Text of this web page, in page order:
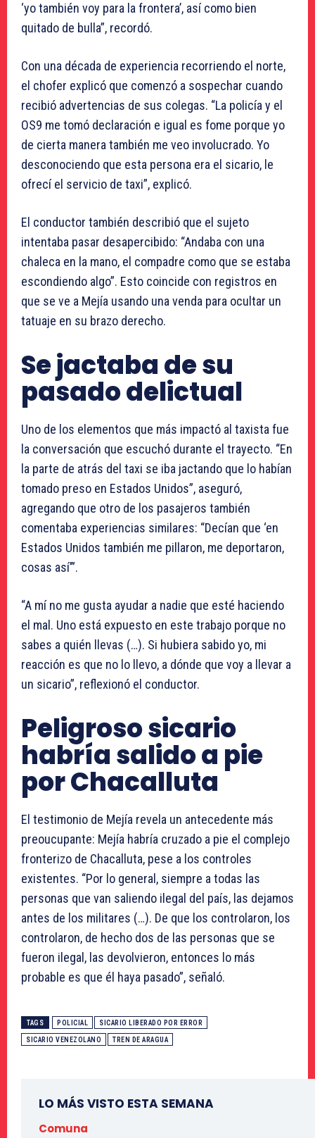
‘yo también voy para la frontera’, así como bien
quitado de bulla”, recordó.
Con una década de experiencia recorriendo el norte,
el chofer explicó que comenzó a sospechar cuando
recibió advertencias de sus colegas. “La policía y el
OS9 me tomó declaración e igual es fome porque yo
de cierta manera también me veo involucrado. Yo
desconociendo que esta persona era el sicario, le
ofrecí el servicio de taxi”, explicó.
El conductor también describió que el sujeto
intentaba pasar desapercibido: “Andaba con una
chaleca en la mano, el compadre como que se estaba
escondiendo algo”. Esto coincide con registros en
que se ve a Mejía usando una venda para ocultar un
tatuaje en su brazo derecho.
Se jactaba de su
pasado delictual
Uno de los elementos que más impactó al taxista fue
la conversación que escuchó durante el trayecto. “En
la parte de atrás del taxi se iba jactando que lo habían
tomado preso en Estados Unidos”, aseguró,
agregando que otro de los pasajeros también
comentaba experiencias similares: “Decían que ‘en
Estados Unidos también me pillaron, me deportaron,
cosas así’”.
“A mí no me gusta ayudar a nadie que esté haciendo
el mal. Uno está expuesto en este trabajo porque no
sabes a quién llevas (…). Si hubiera sabido yo, mi
reacción es que no lo llevo, a dónde que voy a llevar a
un sicario”, reflexionó el conductor.
Peligroso sicario
habría salido a pie
por Chacalluta
El testimonio de Mejía revela un antecedente más
preoucupante: Mejía habría cruzado a pie el complejo
fronterizo de Chacalluta, pese a los controles
existentes. “Por lo general, siempre a todas las
personas que van saliendo ilegal del país, las dejamos
antes de los militares (…). De que los controlaron, los
controlaron, de hecho dos de las personas que se
fueron ilegal, las devolvieron, entonces lo más
probable es que él haya pasado”, señaló.
TAGS POLICIAL SICARIO LIBERADO POR ERROR
SICARIO VENEZOLANO TREN DE ARAGUA
LO MÁS VISTO ESTA SEMANA
Comuna